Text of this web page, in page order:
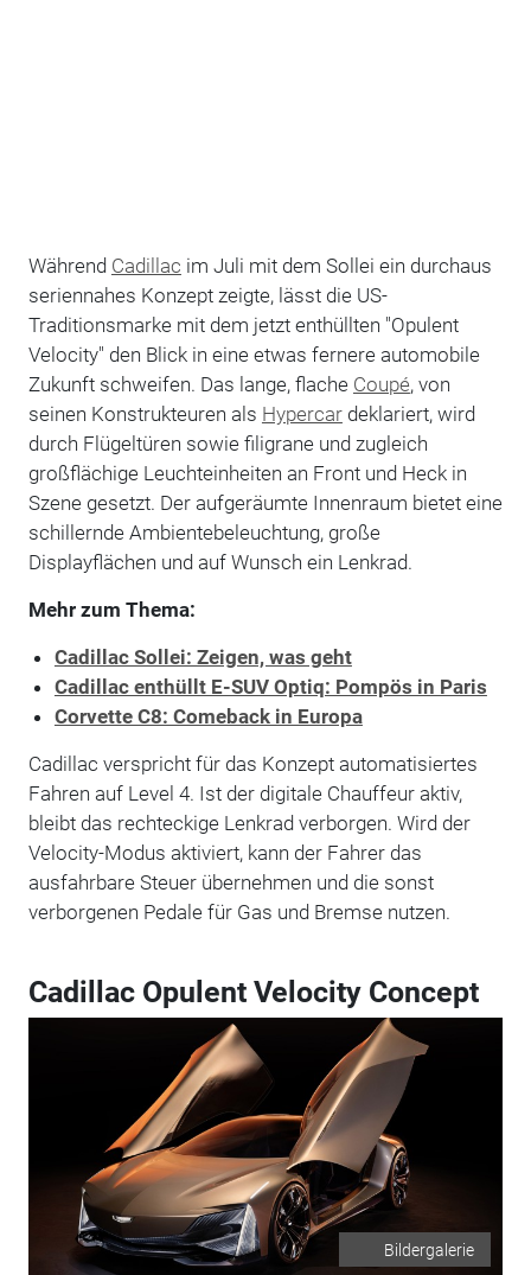
Während Cadillac im Juli mit dem Sollei ein durchaus
seriennahes Konzept zeigte, lässt die US-
Traditionsmarke mit dem jetzt enthüllten "Opulent
Velocity" den Blick in eine etwas fernere automobile
Zukunft schweifen. Das lange, flache Coupé, von
seinen Konstrukteuren als Hypercardeklariert, wird
durch Flügeltüren sowie filigrane und zugleich
großflächige Leuchteinheiten an Front und Heck in
Szene gesetzt. Der aufgeräumte Innenraum bietet eine
schillernde Ambientebeleuchtung, große
Displayflächen und auf Wunsch ein Lenkrad.
Mehr zum Thema:
Cadillac Sollei: Zeigen, was geht
Cadillac enthüllt E-SUV Optiq: Pompös in Paris
Corvette C8: Comeback in Europa
Cadillac verspricht für das Konzept automatisiertes
Fahren auf Level 4. Ist der digitale Chauffeur aktiv,
bleibt das rechteckige Lenkrad verborgen. Wird der
Velocity-Modus aktiviert, kann der Fahrer das
ausfahrbare Steuer übernehmen und die sonst
verborgenen Pedale für Gas und Bremse nutzen.
Cadillac Opulent Velocity Concept
Bildergalerie